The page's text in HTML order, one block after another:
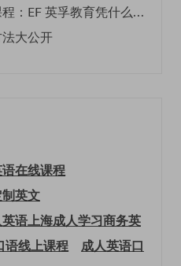
探寻成人英语口语线上课程：EF 英孚教育凭什么领航
大公开
在线课程
英文
语上海成人学习商务英
语线上课程
成人英语口